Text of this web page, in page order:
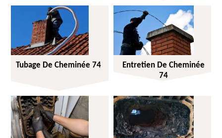
Tubage De Cheminée 74
Entretien De Cheminée
74